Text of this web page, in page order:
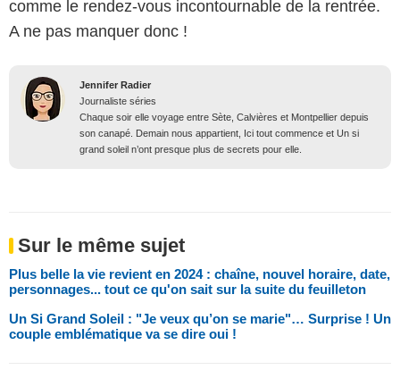
comme le rendez-vous incontournable de la rentrée.
A ne pas manquer donc !
Jennifer Radier
Journaliste séries
Chaque soir elle voyage entre Sète, Calvières et Montpellier depuis
son canapé. Demain nous appartient, Ici tout commence et Un si
grand soleil n’ont presque plus de secrets pour elle.
Sur le même sujet
Plus belle la vie revient en 2024 : chaîne, nouvel horaire, date,
personnages... tout ce qu'on sait sur la suite du feuilleton
Un Si Grand Soleil : "Je veux qu’on se marie"… Surprise ! Un
couple emblématique va se dire oui !